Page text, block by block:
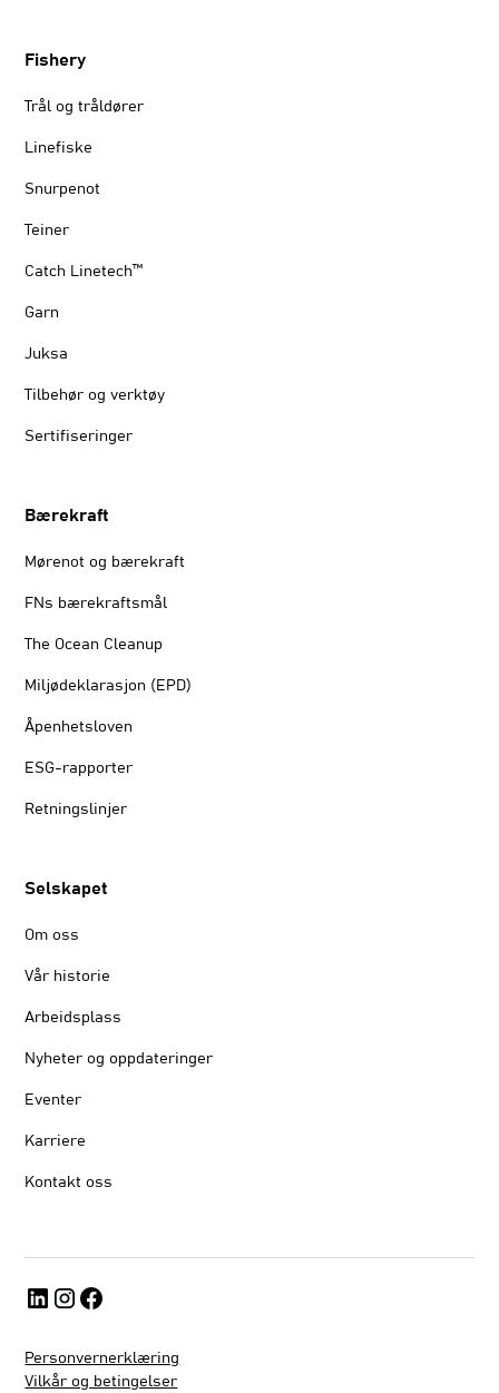
Fishery
Trål og tråldører
Linefiske
Snurpenot
Teiner
Catch Linetech™
Garn
Juksa
Tilbehør og verktøy
Sertifiseringer
Bærekraft
Mørenot og bærekraft
FNs bærekraftsmål
The Ocean Cleanup
Miljødeklarasjon (EPD)
Åpenhetsloven
ESG-rapporter
Retningslinjer
Selskapet
Om oss
Vår historie
Arbeidsplass
Nyheter og oppdateringer
Eventer
Karriere
Kontakt oss
Personvernerklæring
Vilkår og betingelser